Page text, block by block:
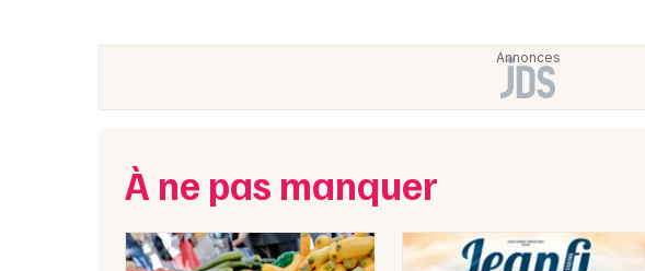
À ne pas manquer